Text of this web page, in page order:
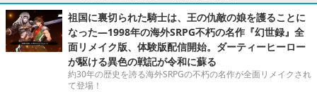
祖国に裏切られた騎士は、王の仇敵の娘を護ることに
なった―1998年の海外SRPG不朽の名作『幻世録』全
面リメイク版、体験版配信開始。ダーティーヒーロー
が駆ける異色の戦記が令和に蘇る
約30年の歴史を誇る海外SRPGの不朽の名作が全面リメイクされ
て登場！